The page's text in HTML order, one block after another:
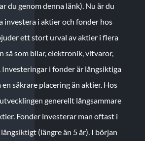
du genom denna länk). Nu är du
investera i aktier och fonder hos
ett stort urval av aktier i flera
så som bilar, elektronik, vitvaror,
i fonder är långsiktiga
en säkrare placering än aktier. Hos
generellt långsammare
Fonder investerar man oftast i
(längre än 5 år). I början